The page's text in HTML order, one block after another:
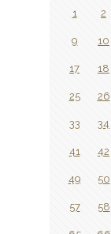
1 2
9 10
17 18
25 26
33 34
41 42
49 50
57 58